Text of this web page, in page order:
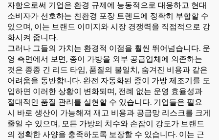
자함으로써 기업은 환경 규제에 능동적으로 대응하고 현대
소비자가 선호하는 친환경 포장 트렌드에 정확히 부합할 수
있으며, 이는 브랜드 이미지와 시장 경쟁력을 직접적으로 강
화시켜 줍니다.
그러나 그들의 가치는 환경적 이점을 훨씬 뛰어넘습니다. 운
영 측면에서 보면, 종이 가방을 외부 공급업체에 의존하는
것은 종종 긴 리드 타임, 품질의 불일치, 숨겨진 비용과 같은
어려움을 동반합니다. 완전 자동화된 종이 가방 제조기를 도
입하면 이러한 상황이 변화되며, 전례 없는 운영 효율성과
절대적인 품질 관리를 실현할 수 있습니다. 기업들은 필요
시 바로 생산이 가능해져 재고 비용과 공급망 리스크를 크게
줄일 수 있으며, 모든 가방의 치수와 손잡이 강도가 브랜드
의 정확한 사양을 충족하도록 보장할 수 있습니다. 이는 근